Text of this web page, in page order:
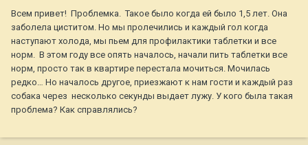
Всем привет! Проблемка. Такое было когда ей было 1,5 лет. Она
заболела циститом. Но мы пролечились и каждый гол когда
наступают холода, мы пьем для профилактики таблетки и все
норм. В этом году все опять началось, начали пить таблетки все
норм, просто так в квартире перестала мочиться. Мочилась
редко… Но началось другое, приезжают к нам гости и каждый раз
собака через несколько секунды выдает лужу. У кого была такая
проблема? Как справлялись?